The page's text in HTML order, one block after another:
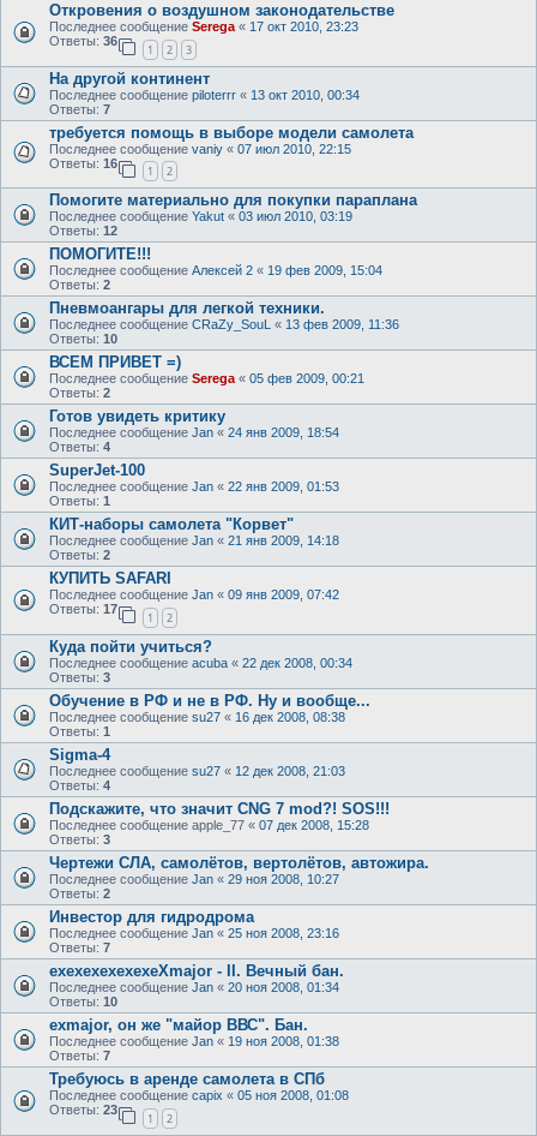
Откровения о воздушном законодательстве
Последнее сообщение Serega « 17 окт 2010, 23:23
Ответы: 36
1 2 3
На другой континент
Последнее сообщение piloterrr « 13 окт 2010, 00:34
Ответы: 7
требуется помощь в выборе модели самолета
Последнее сообщение vaniy « 07 июл 2010, 22:15
Ответы: 16
1 2
Помогите материально для покупки параплана
Последнее сообщение Yakut « 03 июл 2010, 03:19
Ответы: 12
ПОМОГИТЕ!!!
Последнее сообщение Алексей 2 « 19 фев 2009, 15:04
Ответы: 2
Пневмоангары для легкой техники.
Последнее сообщение CRaZy_SouL « 13 фев 2009, 11:36
Ответы: 10
ВСЕМ ПРИВЕТ =)
Последнее сообщение Serega « 05 фев 2009, 00:21
Ответы: 2
Готов увидеть критику
Последнее сообщение Jan « 24 янв 2009, 18:54
Ответы: 4
SuperJet-100
Последнее сообщение Jan « 22 янв 2009, 01:53
Ответы: 1
КИТ-наборы самолета "Корвет"
Последнее сообщение Jan « 21 янв 2009, 14:18
Ответы: 2
КУПИТЬ SAFARI
Последнее сообщение Jan « 09 янв 2009, 07:42
Ответы: 17
1 2
Куда пойти учиться?
Последнее сообщение acuba « 22 дек 2008, 00:34
Ответы: 3
Обучение в РФ и не в РФ. Ну и вообще...
Последнее сообщение su27 « 16 дек 2008, 08:38
Ответы: 1
Sigma-4
Последнее сообщение su27 « 12 дек 2008, 21:03
Ответы: 4
Подскажите, что значит CNG 7 mod?! SOS!!!
Последнее сообщение apple_77 « 07 дек 2008, 15:28
Ответы: 3
Чертежи СЛА, самолётов, вертолётов, автожира.
Последнее сообщение Jan « 29 ноя 2008, 10:27
Ответы: 2
Инвестор для гидродрома
Последнее сообщение Jan « 25 ноя 2008, 23:16
Ответы: 7
exexexexexexeXmajor - II. Вечный бан.
Последнее сообщение Jan « 20 ноя 2008, 01:34
Ответы: 10
exmajor, он же "майор ВВС". Бан.
Последнее сообщение Jan « 19 ноя 2008, 01:38
Ответы: 7
Требуюсь в аренде самолета в СПб
Последнее сообщение capix « 05 ноя 2008, 01:08
Ответы: 23
1 2